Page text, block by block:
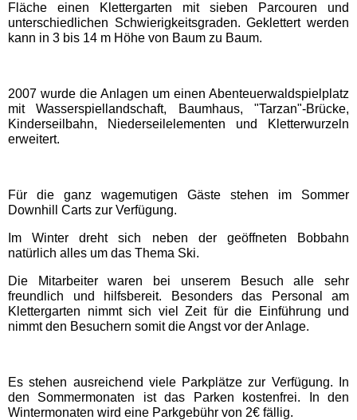
Rodelbahn St. Englmar
Freizeitpark Lochmühle
Niedersachsen
Rasti-Land
Serengeti-Park
Fläche einen Klettergarten mit sieben Parcouren und
unterschiedlichen Schwierigkeitsgraden. Geklettert werden
kann in 3 bis 14 m Höhe von Baum zu Baum.
2007 wurde die Anlagen um einen Abenteuerwaldspielplatz
mit Wasserspiellandschaft, Baumhaus, "Tarzan"-Brücke,
Kinderseilbahn, Niederseilelementen und Kletterwurzeln
erweitert.
Für die ganz wagemutigen Gäste stehen im Sommer
Downhill Carts zur Verfügung.
Im Winter dreht sich neben der geöffneten Bobbahn
natürlich alles um das Thema Ski.
Die Mitarbeiter waren bei unserem Besuch alle sehr
freundlich und hilfsbereit. Besonders das Personal am
Klettergarten nimmt sich viel Zeit für die Einführung und
nimmt den Besuchern somit die Angst vor der Anlage.
Es stehen ausreichend viele Parkplätze zur Verfügung. In
den Sommermonaten ist das Parken kostenfrei. In den
Wintermonaten wird eine Parkgebühr von 2€ fällig.